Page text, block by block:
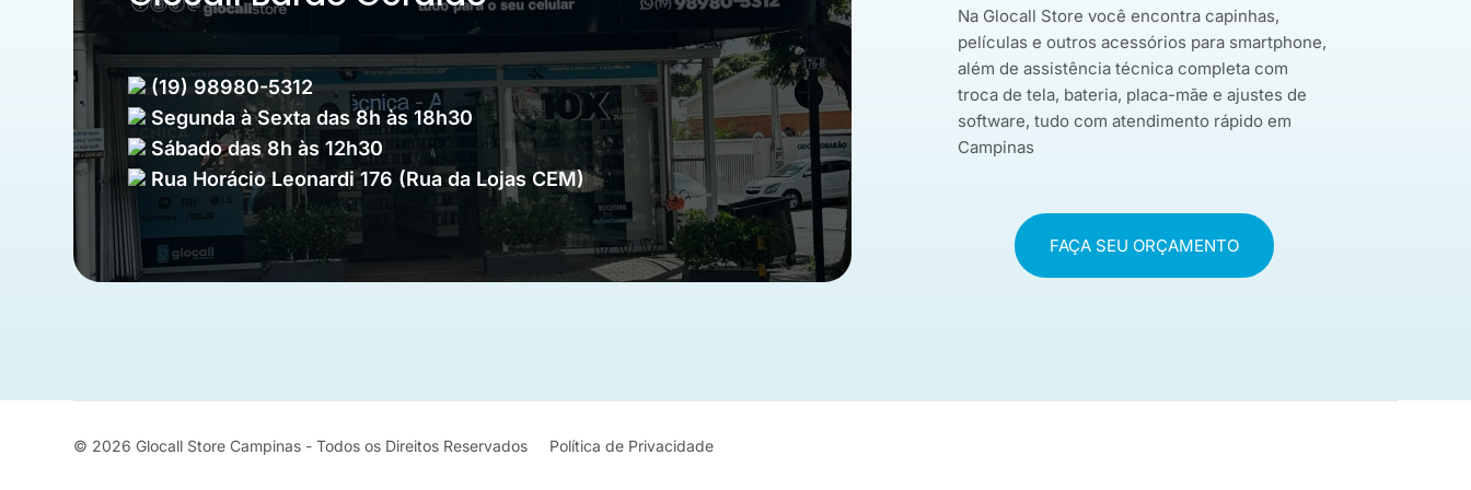
(19) 98980-5312
Segunda à Sexta das 8h às 18h30
Sábado das 8h às 12h30
Rua Horácio Leonardi 176 (Rua da Lojas CEM)
Na Glocall Store você encontra capinhas,
películas e outros acessórios para smartphone,
além de assistência técnica completa com
troca de tela, bateria, placa-mãe e ajustes de
software, tudo com atendimento rápido em
Campinas
FAÇA SEU ORÇAMENTO
© 2026 Glocall Store Campinas - Todos os Direitos Reservados Política de Privacidade